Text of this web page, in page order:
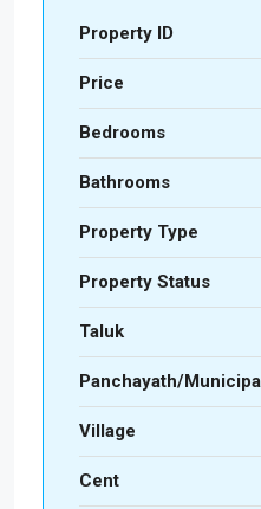
Property ID
Price
Bedrooms
Bathrooms
Property Type
Property Status
Taluk
Panchayath/
Village
Cent